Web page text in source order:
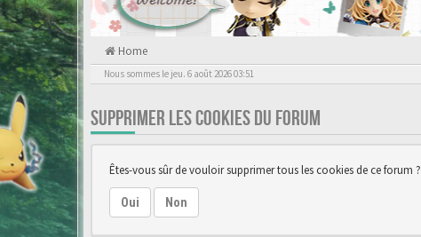
Home
Nous sommes le jeu. 6 août 2026 03:51
SUPPRIMER LES COOKIES DU FORUM
Êtes-vous sûr de vouloir supprimer tous les cookies de ce forum ?
Oui Non